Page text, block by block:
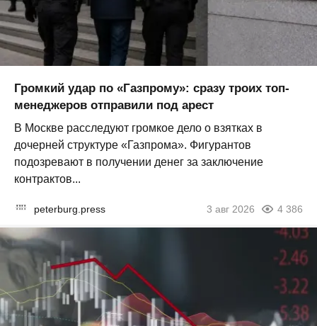
Громкий удар по «Газпрому»: сразу троих топ-
менеджеров отправили под арест
В Москве расследуют громкое дело о взятках в
дочерней структуре «Газпрома». Фигурантов
подозревают в получении денег за заключение
контрактов...
peterburg.press 3 авг 2026 4 386